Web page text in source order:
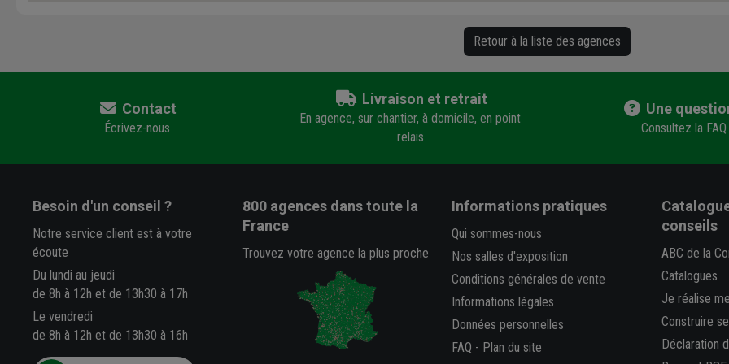
Retour à la liste des agences
Contact
Écrivez-nous
Livraison et retrait
En agence, sur chantier, à domicile, en point
relais
Une
Consultez la FAQ
Besoin d'un conseil ?
Notre service client est à votre
écoute
Du lundi au jeudi
de 8h à 12h et de 13h30 à 17h
Le vendredi
de 8h à 12h et de 13h30 à 16h
800 agencesdans toute la
France
Trouvez votre agence la plus proche
Informations pratiques
Qui sommes-nous
Nos salles d'exposition
Conditions générales de vente
Informations légales
Données personnelles
FAQ - Plan du site
conseils
ABC de la
Catalogues
Je réalise
Construire
Déclaration